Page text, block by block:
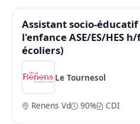
Assistant socio-
l'enfance ASE/ES/HES
écoliers)
Le Tournesol
Renens Vd 90% CDI